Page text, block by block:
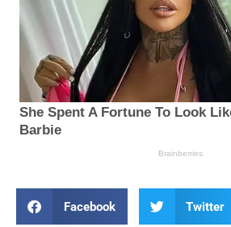
Facebook Twitter